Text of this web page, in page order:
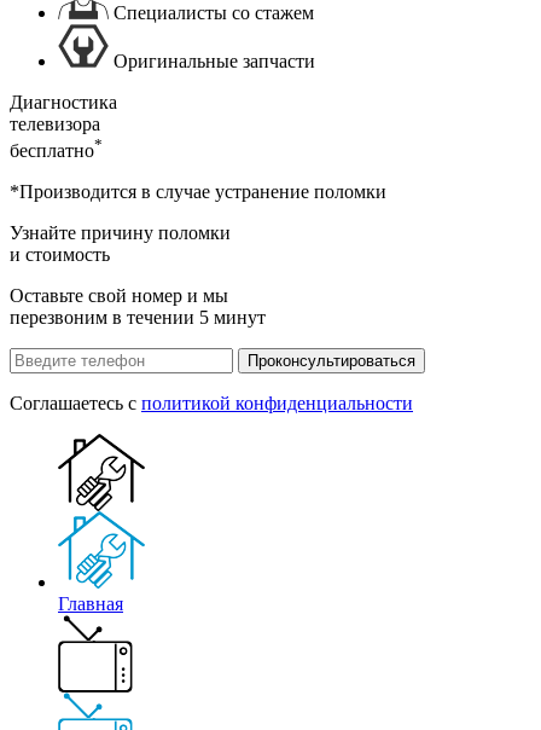
Специалисты со стажем
Оригинальные запчасти
Диагностика
телевизора
бесплатно*
*Производится в случае устранение поломки
Узнайте причину поломки
и стоимость
Оставьте свой номер и мы
перезвоним в течении 5 минут
Проконсультироваться
Соглашаетесь с политикой конфиденциальности
Главная